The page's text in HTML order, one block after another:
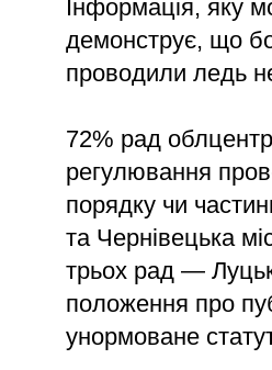
Інформація, яку
демонструє, що
проводили ледь
72% рад
регулювання
порядку чи
та Чернівецька
трьох рад —
положення про
унормоване